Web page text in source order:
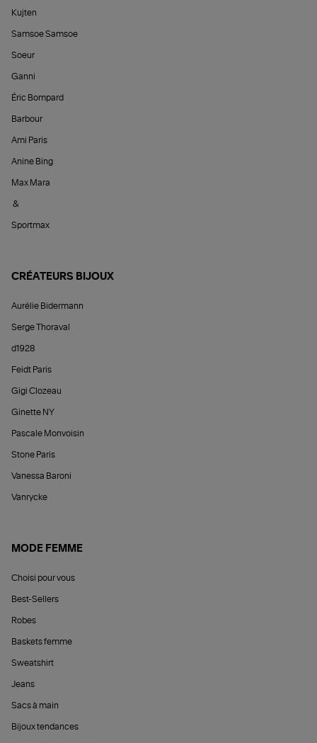
Kujten
Samsoe Samsoe
Soeur
Ganni
Éric Bompard
Barbour
Ami Paris
Anine Bing
Max Mara
&
Sportmax
CRÉATEURS BIJOUX
Aurélie Bidermann
Serge Thoraval
d1928
Feidt Paris
Gigi Clozeau
Ginette NY
Pascale Monvoisin
Stone Paris
Vanessa Baroni
Vanrycke
MODE FEMME
Choisi pour vous
Best-Sellers
Robes
Baskets femme
Sweatshirt
Jeans
Sacs à main
Bijoux tendances